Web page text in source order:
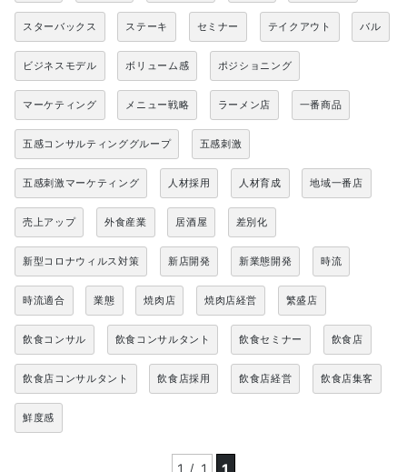
スターバックス ステーキ セミナー テイクアウト バル
ビジネスモデル ボリューム感 ポジショニング
マーケティング メニュー戦略 ラーメン店 一番商品
五感コンサルティンググループ 五感刺激
五感刺激マーケティング 人材採用 人材育成 地域一番店
売上アップ 外食産業 居酒屋 差別化
新型コロナウィルス対策 新店開発 新業態開発 時流
時流適合 業態 焼肉店 焼肉店経営 繁盛店
飲食コンサル 飲食コンサルタント 飲食セミナー 飲食店
飲食店コンサルタント 飲食店採用 飲食店経営 飲食店集客
鮮度感